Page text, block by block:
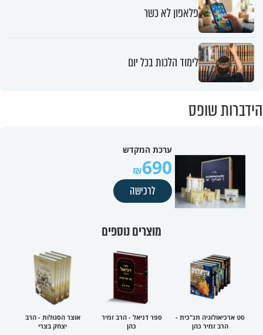
פלאפון לא כשר
לימוד הלכות בכל יום
הידברות שופס
ערכת המקדש
690
לרכישה
מוצרים נוספים
סט ארכיאולוגיה תנ"כית -
הרב זמיר כהן
ספר דניאל - הרב זמיר
כהן
אוצר הסגולות - הרב
יצחק בצרי